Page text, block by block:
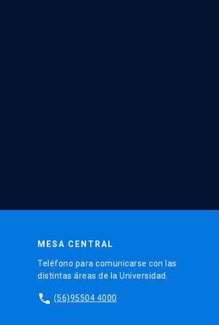
MESA CENTRAL
Teléfono para comunicarse con las
distintas áreas de la Universidad.
phone (56)95504 4000